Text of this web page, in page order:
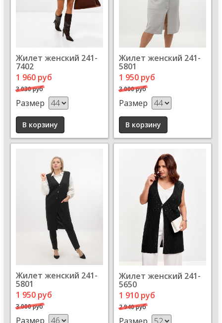
Жилет женский 241-
7402
1 960 руб
3 030 руб
Размер
Жилет женский 241-
5801
1 950 руб
3 000 руб
Размер
Жилет женский 241-
5801
1 950 руб
3 000 руб
Размер
Жилет женский 241-
5650
1 910 руб
2 940 руб